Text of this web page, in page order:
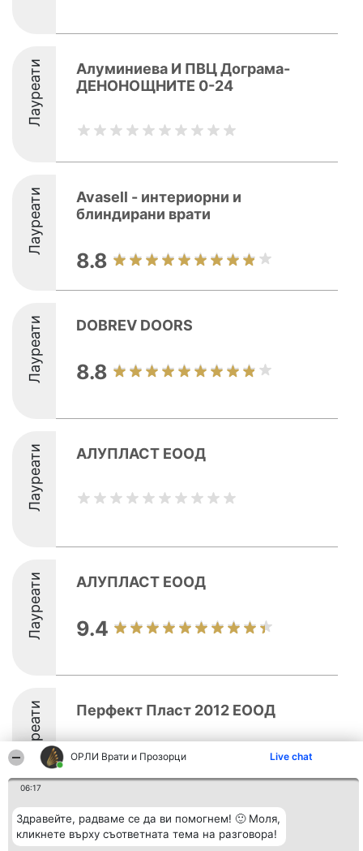
ОРЛИ Врати и Прозорци Live chat
06:17
Здравейте, радваме се да ви помогнем! 🙂 Моля,
кликнете върху съответната тема на разговора!
Лауреати
Алуминиева И ПВЦ Дограма-
ДЕНОНОЩНИТЕ 0-24
Лауреати
Avasell - интериорни и
блиндирани врати
8.8
Лауреати DOBREV DOORS
8.8
Лауреати АЛУПЛАСТ ЕООД
Лауреати АЛУПЛАСТ ЕООД
9.4
Лауреати Перфект Пласт 2012 ЕООД
Организатор на
класиране
Класация
Победители
Контакти
Контакти